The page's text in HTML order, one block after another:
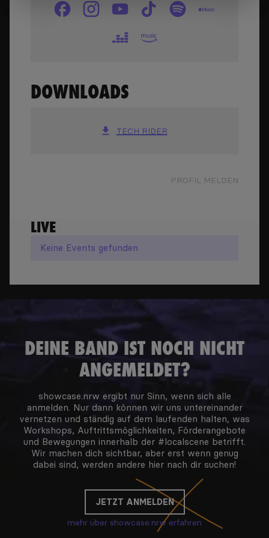
DOWNLOADS
TECH RIDER
PROFIL MELDEN
LIVE
Keine Events gefunden
DEINE BAND IST NOCH NICHT
ANGEMELDET?
showcase.nrw ergibt nur Sinn, wenn sich alle
anmelden. Nur dann können wir uns untereinander
vernetzen und ständig auf dem laufenden halten, was
Workshops, Auftrittsmöglichkeiten, Förderangebote
und Bewegungen innerhalb der #localscene betrifft.
Wir machen dich sichtbar, aber erst wenn genug
dabei sind, werden andere hier nach dir suchen!
JETZT ANMELDEN
mehr über showcase.nrw erfahren